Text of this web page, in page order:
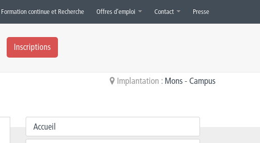
Formation continue et Recherche Offres d’emploi Contact Presse
Inscriptions
Implantation : Mons - Campus
Accueil